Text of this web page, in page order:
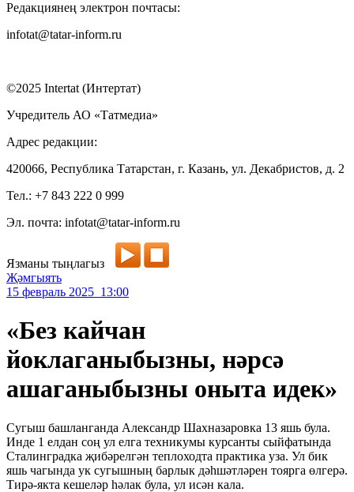
Редакциянең электрон почтасы:
infotat@tatar-inform.ru
©2025 Intertat (Интертат)
Учредитель АО «Татмедиа»
Адрес редакции:
420066, Республика Татарстан, г. Казань, ул. Декабристов, д. 2
Тел.: +7 843 222 0 999
Эл. почта: infotat@tatar-inform.ru
Язманы тыңлагыз
Җәмгыять
15 февраль 2025 13:00
«Без кайчан
йоклаганыбызны, нәрсә
ашаганыбызны оныта идек»
Сугыш башланганда Александр Шахназаровка 13 яшь була.
Инде 1 елдан соң ул елга техникумы курсанты сыйфатында
Сталинградка җибәрелгән теплоходта практика уза. Ул бик
яшь чагында ук сугышның барлык дәһшәтләрен тоярга өлгерә.
Тирә-якта кешеләр һәлак була, ул исән кала.